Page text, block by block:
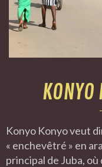
KONYO
Konyo Konyo veut
« enchevêtré » en
principal de Juba,